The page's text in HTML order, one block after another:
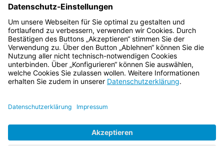
Organisationsgesetz (ArbGOrgG) in der in der Bayerischen
Rechtssammlung (BayRS 32-1-A) veröffentlichten
bereinigten Fassung, das zuletzt durch § 4 des Gesetzes
vom 9. Januar 2018 (GVBl. S. 2) geändert worden ist
Bayern.de
BayernPortal
Impressum